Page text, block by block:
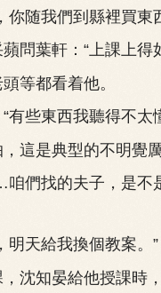
随我們到縣裡買東
葉軒：“上課上得
都看着他。
些東西我聽得不太
是典型的不明覺厲
找的夫子，是不是
天給我換個教案。”
知晏給他授課時，